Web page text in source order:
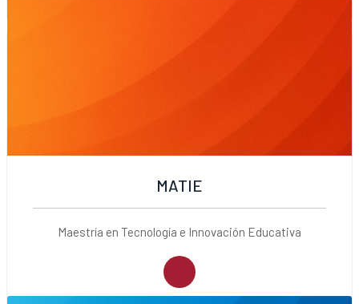
MATIE
Maestría en Tecnología e Innovación Educativa